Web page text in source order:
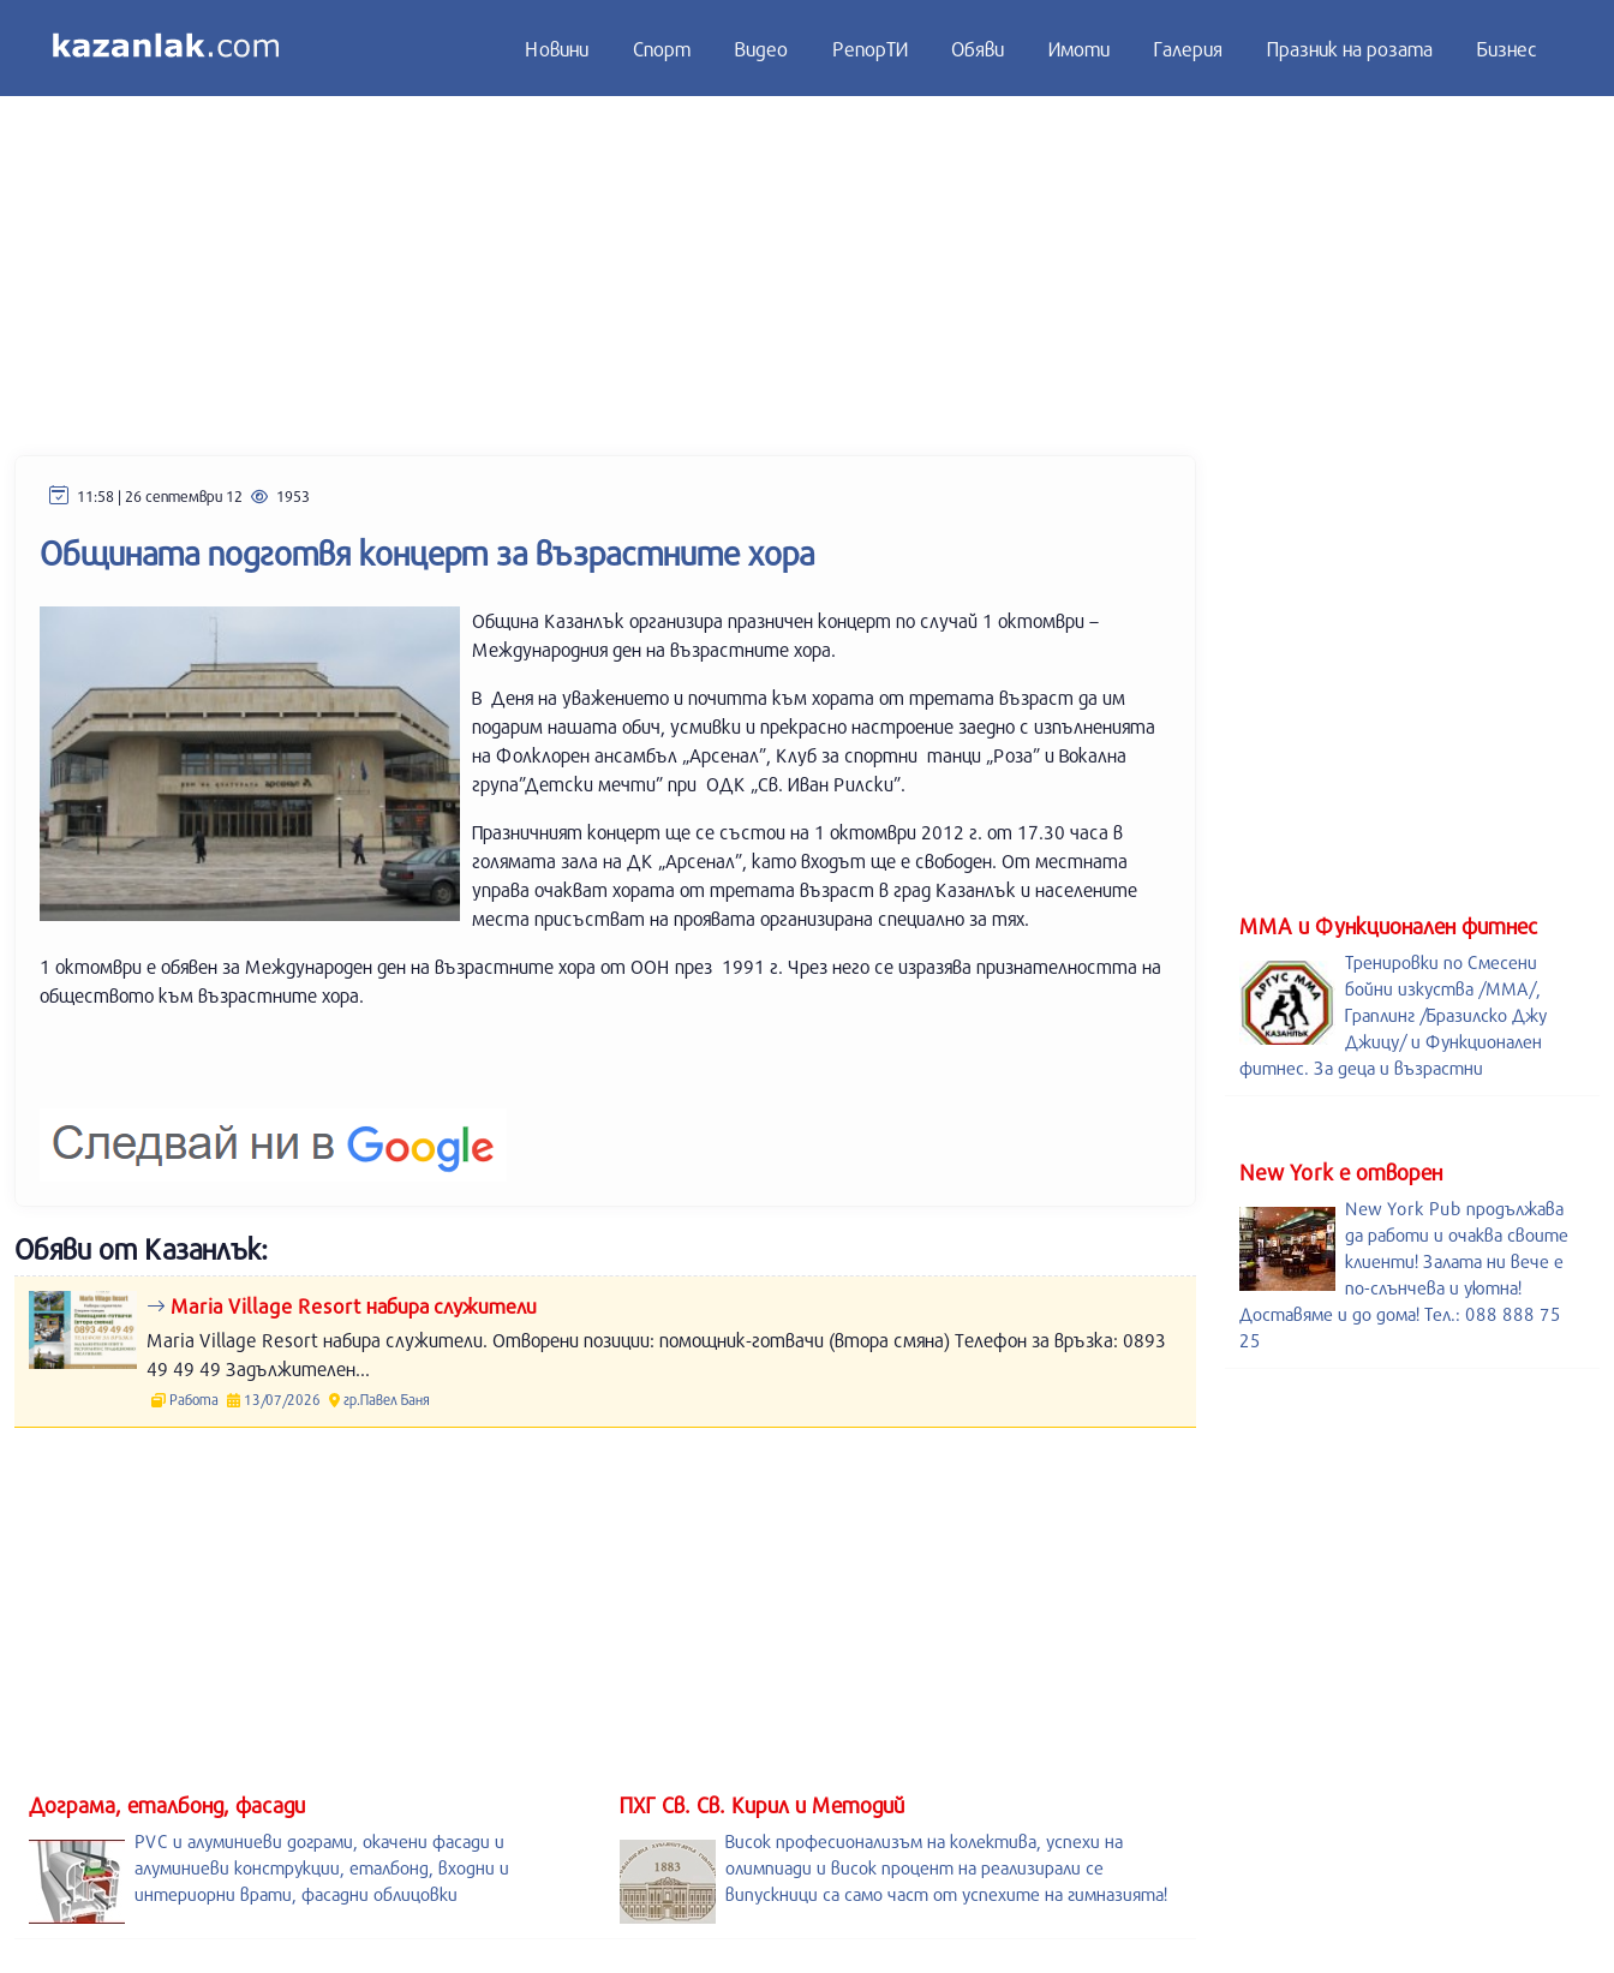
Новини Спорт Видео РепорТИ Обяви Имоти Галерия Празник на розата Бизнес
11:58 | 26 септември 12 1953
Общината подготвя концерт за възрастните хора
Община Казанлък организира празничен концерт по случай 1 октомври –
Международния ден на възрастните хора.
В Деня на уважението и почитта към хората от третата възраст да им
подарим нашата обич, усмивки и прекрасно настроение заедно с изпълненията
на Фолклорен ансамбъл „Арсенал”, Клуб за спортни танци „Роза” и Вокална
група”Детски мечти” при ОДК „Св. Иван Рилски”.
Празничният концерт ще се състои на 1 октомври 2012 г. от 17.30 часа в
голямата зала на ДК „Арсенал”, като входът ще е свободен. От местната
управа очакват хората от третата възраст в град Казанлък и населените
места присъстват на проявата организирана специално за тях.
1 октомври е обявен за Международен ден на възрастните хора от ООН през 1991 г. Чрез него се изразява признателността на
обществото към възрастните хора.
Обяви от Казанлък:
Maria Village Resort набира служители
Maria Village Resort набира служители. Отворени позиции: помощник-готвачи (втора смяна) Телефон за връзка: 0893
49 49 49 Задължителен...
Работа 13/07/2026 гр.Павел Баня
ММА и Функционален фитнес
Тренировки по Смесени
бойни изкуства /MMA/,
Граплинг /Бразилско Джу
Джицу/ и Функционален
фитнес. За деца и възрастни
New York е отворен
New York Pub продължава
да работи и очаква своите
клиенти! Залата ни вече е
по-слънчева и уютна!
Доставяме и до дома! Тел.: 088 888 75
25
Дограма, еталбонд, фасади
PVC и алуминиеви дограми, окачени фасади и
алуминиеви конструкции, еталбонд, входни и
интериорни врати, фасадни облицовки
ПХГ Св. Св. Кирил и Методий
Висок професионализъм на колектива, успехи на
олимпиади и висок процент на реализирали се
випускници са само част от успехите на гимназията!